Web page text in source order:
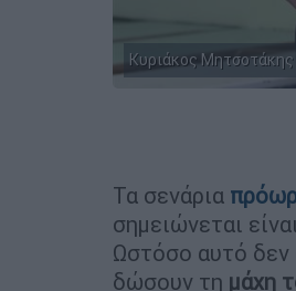
Κυριάκος
Τα σενάρια
σημειώνεται
Ωστόσο αυτό δεν
δώσουν τη μάχη